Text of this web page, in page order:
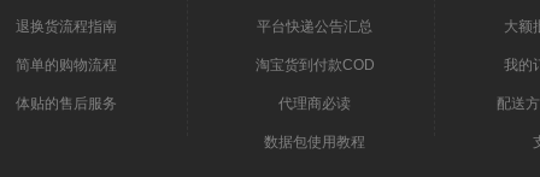
退换货流程指南
简单的购物流程
体贴的售后服务
平台快递公告汇总
淘宝货到付款COD
代理商必读
数据包使用教程
大额
我的
配送